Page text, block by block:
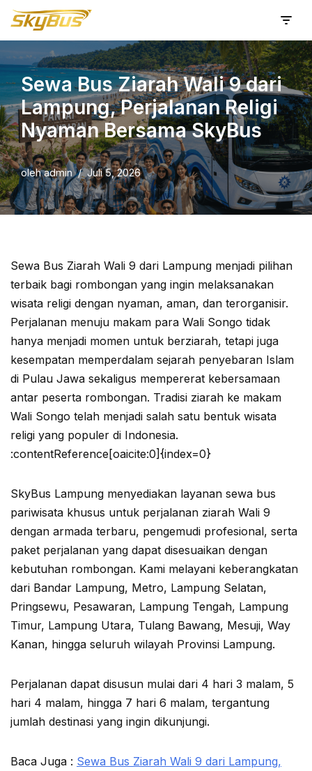
Lompat
ke
konten
Sewa Bus Ziarah Wali 9 dari
Lampung, Perjalanan Religi
Nyaman Bersama SkyBus
olehadmin Juli 5, 2026
Sewa Bus Ziarah Wali 9 dari Lampung menjadi pilihan
terbaik bagi rombongan yang ingin melaksanakan
wisata religi dengan nyaman, aman, dan terorganisir.
Perjalanan menuju makam para Wali Songo tidak
hanya menjadi momen untuk berziarah, tetapi juga
kesempatan memperdalam sejarah penyebaran Islam
di Pulau Jawa sekaligus mempererat kebersamaan
antar peserta rombongan. Tradisi ziarah ke makam
Wali Songo telah menjadi salah satu bentuk wisata
religi yang populer di Indonesia.
:contentReference[oaicite:0]{index=0}
SkyBus Lampung menyediakan layanan sewa bus
pariwisata khusus untuk perjalanan ziarah Wali 9
dengan armada terbaru, pengemudi profesional, serta
paket perjalanan yang dapat disesuaikan dengan
kebutuhan rombongan. Kami melayani keberangkatan
dari Bandar Lampung, Metro, Lampung Selatan,
Pringsewu, Pesawaran, Lampung Tengah, Lampung
Timur, Lampung Utara, Tulang Bawang, Mesuji, Way
Kanan, hingga seluruh wilayah Provinsi Lampung.
Perjalanan dapat disusun mulai dari 4 hari 3 malam, 5
hari 4 malam, hingga 7 hari 6 malam, tergantung
jumlah destinasi yang ingin dikunjungi.
Baca Juga : Sewa Bus Ziarah Wali 9 dari Lampung,